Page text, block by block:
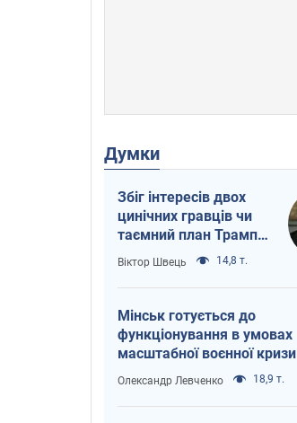
Думки
Збіг інтересів двох
цинічних гравців чи
таємний план Трампа
і Путіна?
Віктор Швець 14,8 т.
Мінськ готується до
функціонування в умовах
масштабної воєнної кризи
Олександр Левченко 18,9 т.